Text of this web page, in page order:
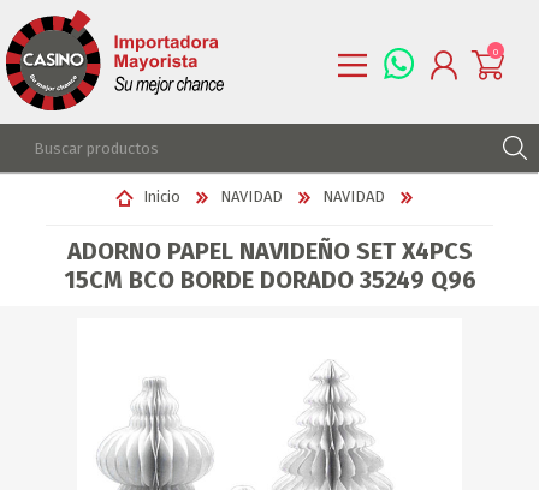
REGISTRARSE
LISTA DE DESEOS
0
Inicio NAVIDAD NAVIDAD
ADORNO PAPEL NAVIDEÑO SET X4PCS
15CM BCO BORDE DORADO 35249 Q96